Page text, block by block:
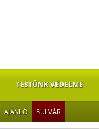
TESTÜNK VÉDELME
AJÁNLÓ BULVÁR